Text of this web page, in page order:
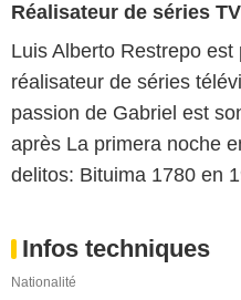
Réalisateur de séries TV
Luis Alberto Restrepo est
réalisateur de séries
passion de Gabriel est
après La primera noche
delitos: Bituima 1780 en
Infos techniques
Nationalité